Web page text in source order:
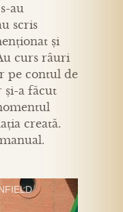
au
scris
și
curs râuri
pe contul de
și-a făcut
creată.